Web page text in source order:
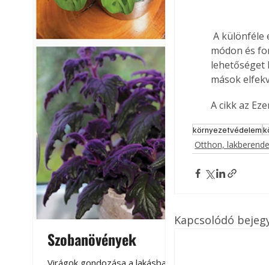
Szobanövények
A különféle elheverő szerelési anyagok, csavarok, elhasználódott alkatrészek is sok
módon és
lehetőséget
mások
A cikk az
környezetvédelem
Otthon,
Kapcsolódó